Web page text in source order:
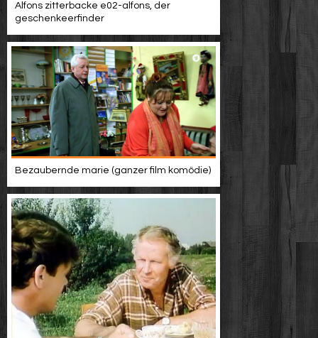
Alfons zitterbacke e02-alfons, der
geschenkeerfinder
Bezaubernde marie (ganzer film komödie)